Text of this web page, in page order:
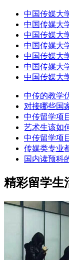
中国传媒大
中国传媒大
中国传媒大
中国传媒大
中国传媒大
中国传媒大
中国传媒大
中传的教学
对接哪些国
中传留学项
艺术生该如
中传留学项
传媒类专业
国内读预科
精彩留学生